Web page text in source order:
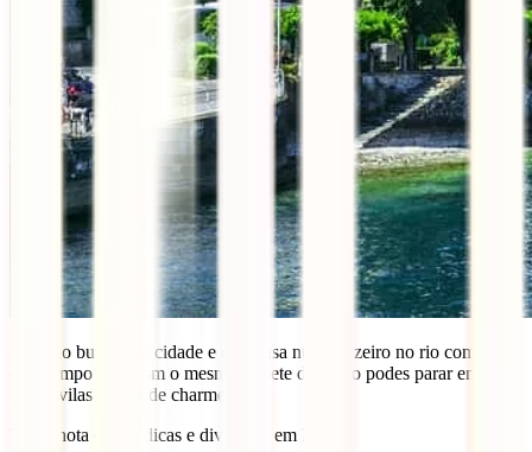
Foge do bulício da cidade e descansa num cruzeiro no rio como. Vai
com tempo pois com o mesmo bilhete de barco podes parar em
várias vilas cheias de charme.
Toma nota destas dicas e diverte-te em Milão!